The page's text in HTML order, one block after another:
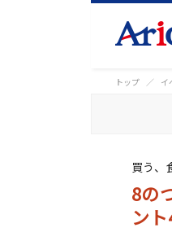
トップ イ
買う、
8の
ント